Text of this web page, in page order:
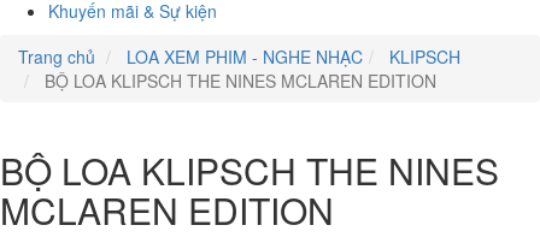
Khuyến mãi & Sự kiện
Trang chủ
LOA XEM PHIM - NGHE NHẠC
KLIPSCH
BỘ LOA KLIPSCH THE NINES MCLAREN EDITION
BỘ LOA KLIPSCH THE NINES
MCLAREN EDITION